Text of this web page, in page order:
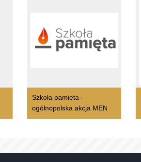
Szkoła pamieta -
ogólnopolska akcja MEN